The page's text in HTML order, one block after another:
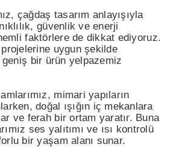
çağdaş tasarım anlayışıyla
güvenlik ve enerji
faktörlere de dikkat ediyoruz.
uygun şekilde
bir ürün yelpazemiz
mimari yapıların
doğal ışığın iç mekanlara
ve ferah bir ortam yaratır. Buna
ses yalıtımı ve ısı kontrolü
bir yaşam alanı sunar.